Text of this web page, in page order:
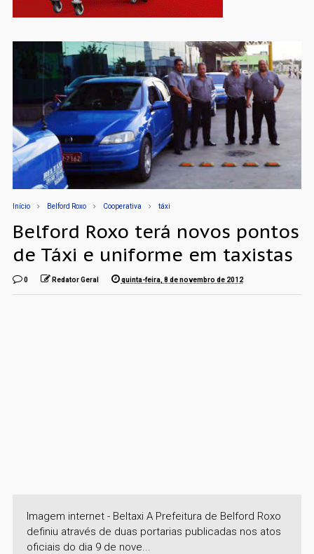
Início Belford Roxo Cooperativa táxi
Belford Roxo terá novos pontos
de Táxi e uniforme em taxistas
0 Redator Geral quinta-feira, 8 de novembro de 2012
Imagem internet - Beltaxi A Prefeitura de Belford Roxo
definiu através de duas portarias publicadas nos atos
oficiais do dia 9 de nove...